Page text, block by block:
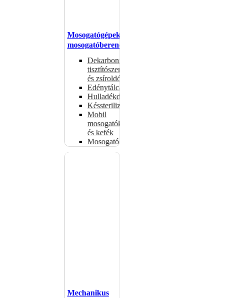
Mosogatógépek,
mosogatóberendezések
Dekarbonizáló
tisztítószerek
és zsíroldók
Edénytálcák
Hulladékdarálók
Késsterilizátorok
Mobil
mosogatók
és kefék
Mosogatógépkosarak
Mechanikus